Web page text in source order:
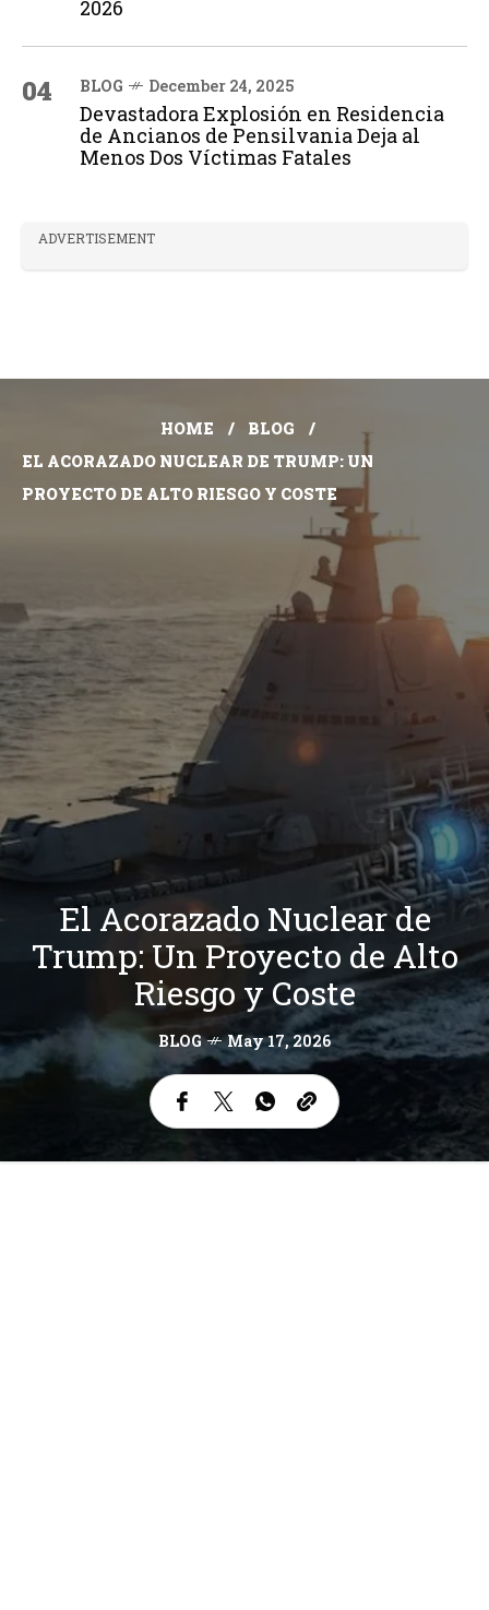
2026
04 BLOG December 24, 2025
Devastadora Explosión en Residencia
de Ancianos de Pensilvania Deja al
Menos Dos Víctimas Fatales
ADVERTISEMENT
HOME
BLOG
EL ACORAZADO NUCLEAR DE TRUMP: UN
PROYECTO DE ALTO RIESGO Y COSTE
El Acorazado Nuclear de
Trump: Un Proyecto de Alto
Riesgo y Coste
BLOG May 17, 2026